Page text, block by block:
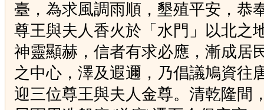
臺，為求風調雨順，墾殖平安，恭
尊王與夫人香火於「水門」以北之
神靈顯赫，信者有求必應，漸成居
之中心，澤及遐邇，乃倡議鳩資往
迎三位尊王與夫人金尊。清乾隆間